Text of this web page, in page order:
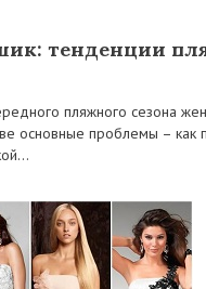
тенденции
пляжного сезона
основные проблемы – как